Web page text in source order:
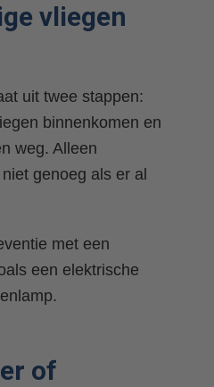
vliegen
uit twee stappen:
binnenkomen en
weg. Alleen
genoeg als er al
met een
een elektrische
of